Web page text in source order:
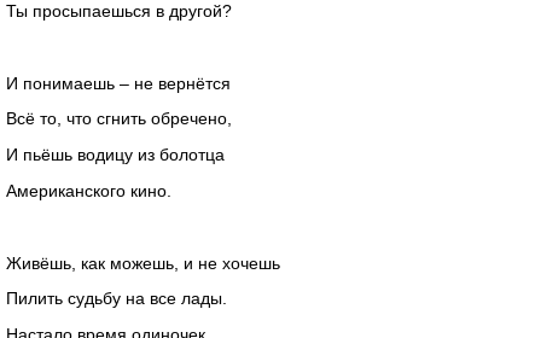
Ты просыпаешься в другой?
И понимаешь – не вернётся
Всё то, что сгнить обречено,
И пьёшь водицу из болотца
Американского кино.
Живёшь, как можешь, и не хочешь
Пилить судьбу на все лады.